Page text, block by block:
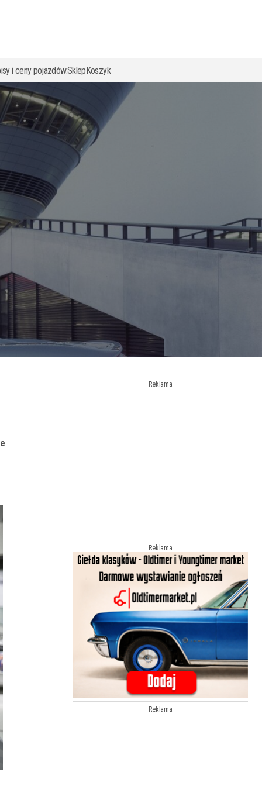
i ceny pojazdów.SklepKoszyk
Reklama
Reklama
Reklama